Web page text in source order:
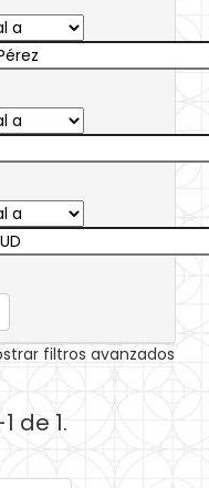
filtros avanzados
de 1.